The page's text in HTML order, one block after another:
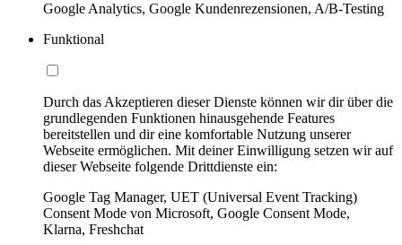
Google Analytics, Google Kundenrezensionen, A/B-Testing
Funktional
Durch das Akzeptieren dieser Dienste können wir dir über die
grundlegenden Funktionen hinausgehende Features
bereitstellen und dir eine komfortable Nutzung unserer
Webseite ermöglichen. Mit deiner Einwilligung setzen wir auf
dieser Webseite folgende Drittdienste ein:
Google Tag Manager, UET (Universal Event Tracking)
Consent Mode von Microsoft, Google Consent Mode,
Klarna, Freshchat